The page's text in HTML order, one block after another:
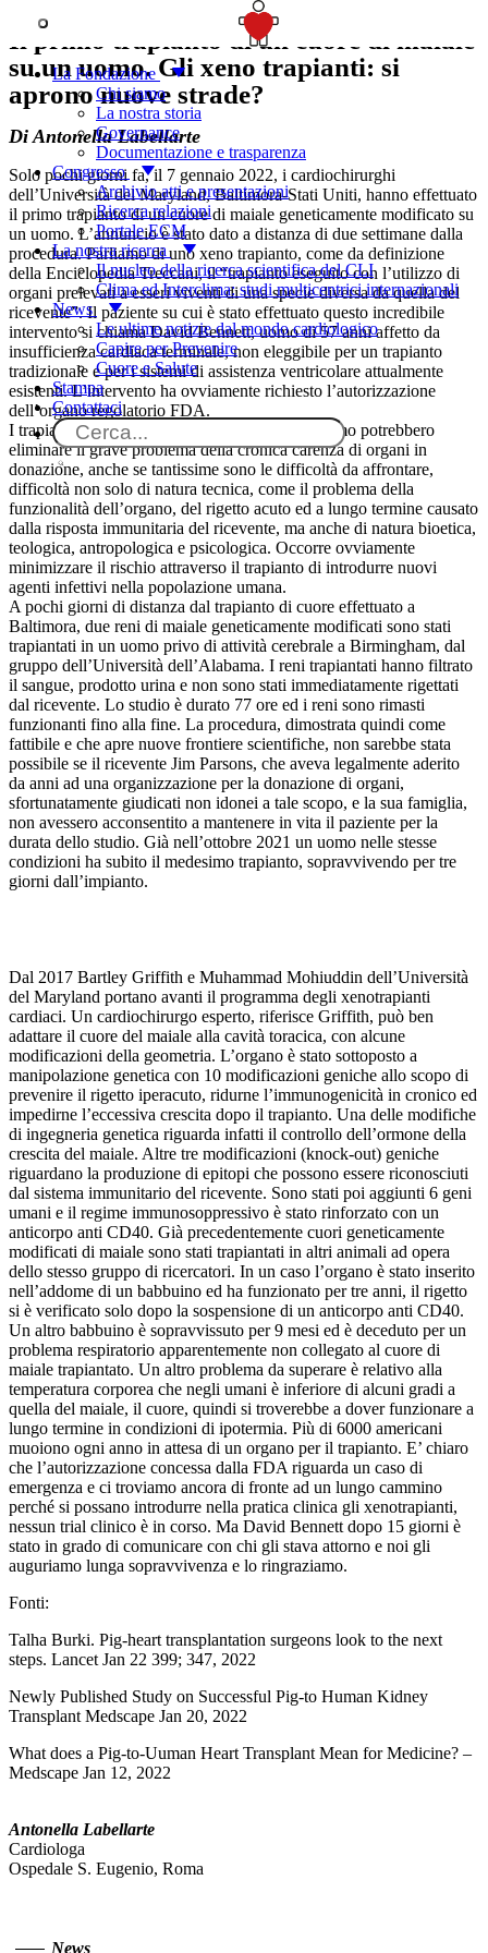
La Fondazione
Chi siamo
La nostra storia
Governance
Documentazione e trasparenza
Congresso
Archivio atti e presentazioni
Ricerca relazioni
Portale ECM
La nostra ricerca
Il nucleo della ricerca scientifica del CLI
Clima ed Interclima: studi multicentrici internazionali
News
Le ultime notizie dal mondo cardiologico
Capire per Prevenire
Cuore e Salute
Stampa
Contattaci
Il primo trapianto di un cuore di maiale
su un uomo. Gli xeno trapianti: si
aprono nuove strade?
Di Antonella Labellarte
Solo pochi giorni fa, il 7 gennaio 2022, i cardiochirurghi
dell’Università del Maryland, Baltimora-Stati Uniti, hanno effettuato
il primo trapianto di un cuore di maiale geneticamente modificato su
un uomo. L’annuncio è stato dato a distanza di due settimane dalla
procedura. Parliamo di uno xeno trapianto, come da definizione
della Enciclopedia Treccani, il “trapianto eseguito con l’utilizzo di
organi prelevati a esseri viventi di una specie diversa da quella del
ricevente”. Il paziente su cui è stato effettuato questo incredibile
intervento si chiama David Bennett, uomo di 57 anni affetto da
insufficienza cardiaca terminale, non eleggibile per un trapianto
tradizionale e per i sistemi di assistenza ventricolare attualmente
esistenti. L’intervento ha ovviamente richiesto l’autorizzazione
dell’organo regolatorio FDA.
I trapianti di organi e tessuti dagli animali all’uomo potrebbero
eliminare il grave problema della cronica carenza di organi in
donazione, anche se tantissime sono le difficoltà da affrontare,
difficoltà non solo di natura tecnica, come il problema della
funzionalità dell’organo, del rigetto acuto ed a lungo termine causato
dalla risposta immunitaria del ricevente, ma anche di natura bioetica,
teologica, antropologica e psicologica. Occorre ovviamente
minimizzare il rischio attraverso il trapianto di introdurre nuovi
agenti infettivi nella popolazione umana.
A pochi giorni di distanza dal trapianto di cuore effettuato a
Baltimora, due reni di maiale geneticamente modificati sono stati
trapiantati in un uomo privo di attività cerebrale a Birmingham, dal
gruppo dell’Università dell’Alabama. I reni trapiantati hanno filtrato
il sangue, prodotto urina e non sono stati immediatamente rigettati
dal ricevente. Lo studio è durato 77 ore ed i reni sono rimasti
funzionanti fino alla fine. La procedura, dimostrata quindi come
fattibile e che apre nuove frontiere scientifiche, non sarebbe stata
possibile se il ricevente Jim Parsons, che aveva legalmente aderito
da anni ad una organizzazione per la donazione di organi,
sfortunatamente giudicati non idonei a tale scopo, e la sua famiglia,
non avessero acconsentito a mantenere in vita il paziente per la
durata dello studio. Già nell’ottobre 2021 un uomo nelle stesse
condizioni ha subito il medesimo trapianto, sopravvivendo per tre
giorni dall’impianto.
Dal 2017 Bartley Griffith e Muhammad Mohiuddin dell’Università
del Maryland portano avanti il programma degli xenotrapianti
cardiaci. Un cardiochirurgo esperto, riferisce Griffith, può ben
adattare il cuore del maiale alla cavità toracica, con alcune
modificazioni della geometria. L’organo è stato sottoposto a
manipolazione genetica con 10 modificazioni geniche allo scopo di
prevenire il rigetto iperacuto, ridurne l’immunogenicità in cronico ed
impedirne l’eccessiva crescita dopo il trapianto. Una delle modifiche
di ingegneria genetica riguarda infatti il controllo dell’ormone della
crescita del maiale. Altre tre modificazioni (knock-out) geniche
riguardano la produzione di epitopi che possono essere riconosciuti
dal sistema immunitario del ricevente. Sono stati poi aggiunti 6 geni
umani e il regime immunosoppressivo è stato rinforzato con un
anticorpo anti CD40. Già precedentemente cuori geneticamente
modificati di maiale sono stati trapiantati in altri animali ad opera
dello stesso gruppo di ricercatori. In un caso l’organo è stato inserito
nell’addome di un babbuino ed ha funzionato per tre anni, il rigetto
si è verificato solo dopo la sospensione di un anticorpo anti CD40.
Un altro babbuino è sopravvissuto per 9 mesi ed è deceduto per un
problema respiratorio apparentemente non collegato al cuore di
maiale trapiantato. Un altro problema da superare è relativo alla
temperatura corporea che negli umani è inferiore di alcuni gradi a
quella del maiale, il cuore, quindi si troverebbe a dover funzionare a
lungo termine in condizioni di ipotermia. Più di 6000 americani
muoiono ogni anno in attesa di un organo per il trapianto. E’ chiaro
che l’autorizzazione concessa dalla FDA riguarda un caso di
emergenza e ci troviamo ancora di fronte ad un lungo cammino
perché si possano introdurre nella pratica clinica gli xenotrapianti,
nessun trial clinico è in corso. Ma David Bennett dopo 15 giorni è
stato in grado di comunicare con chi gli stava attorno e noi gli
auguriamo lunga sopravvivenza e lo ringraziamo.
Fonti:
Talha Burki. Pig-heart transplantation surgeons look to the next
steps. Lancet Jan 22 399; 347, 2022
Newly Published Study on Successful Pig-to Human Kidney
Transplant Medscape Jan 20, 2022
What does a Pig-to-Uuman Heart Transplant Mean for Medicine? –
Medscape Jan 12, 2022
Antonella Labellarte
Cardiologa
Ospedale S. Eugenio, Roma
News